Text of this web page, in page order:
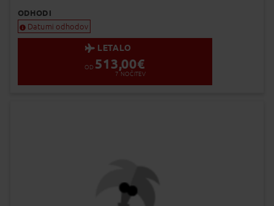
ODHODI
Datumi odhodov
LETALO
OD 513,00€
7 NOČITEV